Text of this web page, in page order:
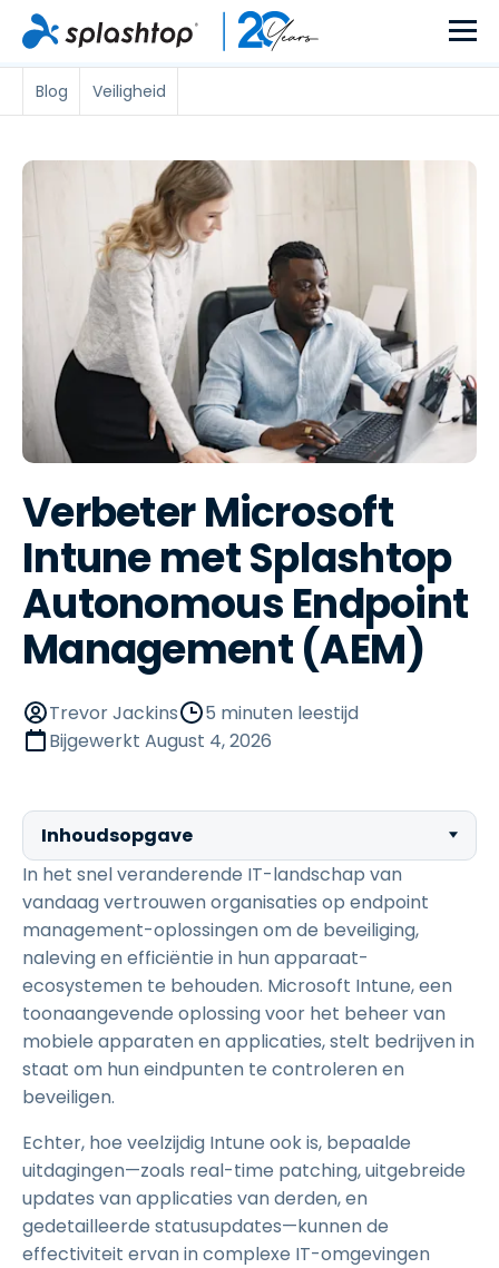
Blog Veiligheid
Verbeter Microsoft
Intune met Splashtop
Autonomous Endpoint
Management (AEM)
Trevor Jackins
5 minuten leestijd
Bijgewerkt August 4, 2026
Inhoudsopgave
In het snel veranderende IT-landschap van
vandaag vertrouwen organisaties op endpoint
management-oplossingen om de beveiliging,
naleving en efficiëntie in hun apparaat-
ecosystemen te behouden. Microsoft Intune, een
toonaangevende oplossing voor het beheer van
mobiele apparaten en applicaties, stelt bedrijven in
staat om hun eindpunten te controleren en
beveiligen.
Echter, hoe veelzijdig Intune ook is, bepaalde
uitdagingen—zoals real-time patching, uitgebreide
updates van applicaties van derden, en
gedetailleerde statusupdates—kunnen de
effectiviteit ervan in complexe IT-omgevingen